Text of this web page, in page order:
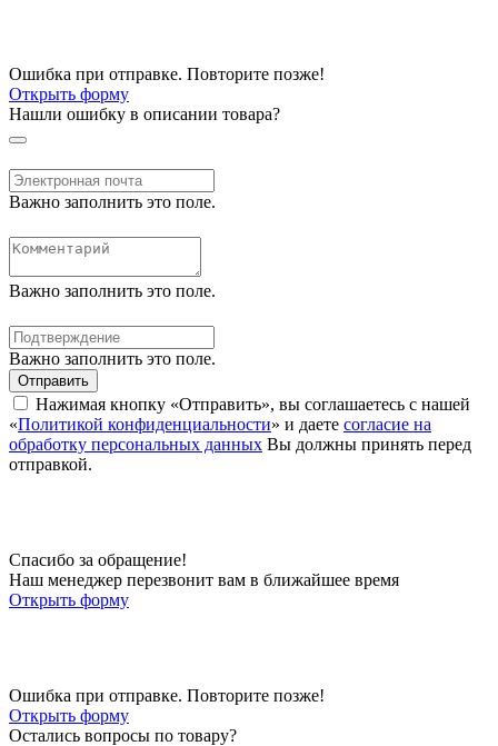
Ошибка при отправке. Повторите позже!
Открыть форму
Нашли ошибку в описании товара?
Важно заполнить это поле.
Важно заполнить это поле.
Важно заполнить это поле.
Отправить
Нажимая кнопку «Отправить», вы соглашаетесь с нашей
«Политикой конфиденциальности» и даете согласие на
обработку персональных данных Вы должны принять перед
отправкой.
Спасибо за обращение!
Наш менеджер перезвонит вам в ближайшее время
Открыть форму
Ошибка при отправке. Повторите позже!
Открыть форму
Остались вопросы по товару?